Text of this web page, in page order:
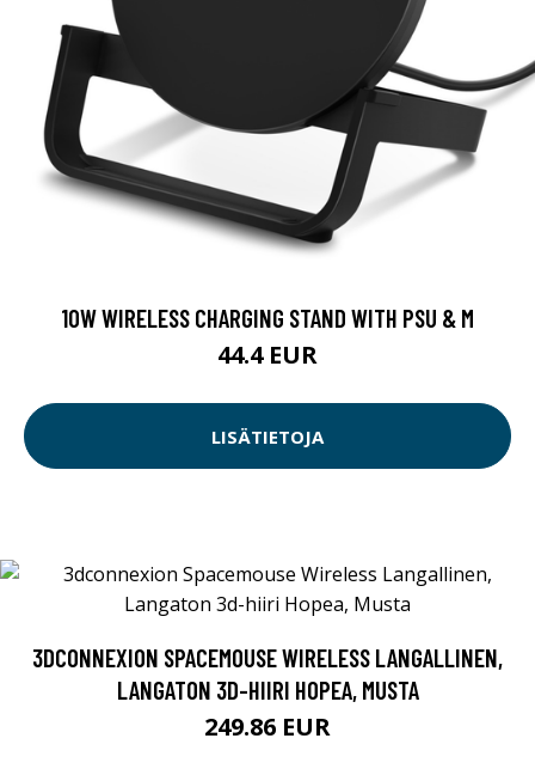
10W WIRELESS CHARGING STAND WITH PSU & M
44.4 EUR
LISÄTIETOJA
3DCONNEXION SPACEMOUSE WIRELESS LANGALLINEN,
LANGATON 3D-HIIRI HOPEA, MUSTA
249.86 EUR